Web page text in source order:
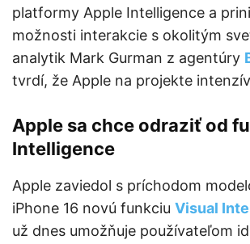
platformy Apple Intelligence a
možnosti interakcie s okolitým
analytik Mark Gurman z agentúry
tvrdí, že Apple na projekte
Apple sa chce odraziť od
Intelligence
Apple zaviedol s príchodom
iPhone 16 novú funkciu Visual
už dnes umožňuje používateľom